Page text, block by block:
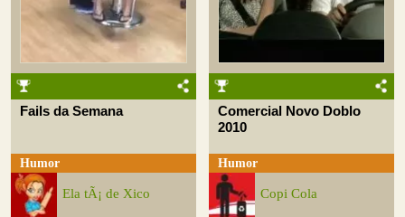
Fails da Semana
Humor
Ela tÃ¡ de Xico
Comercial Novo Doblo
2010
Humor
Copi Cola